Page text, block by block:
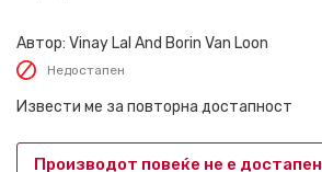
Автор: Vinay Lal And Borin Van Loon
Недостапен
Извести ме за повторна достапност
Производот повеќе не е достапен